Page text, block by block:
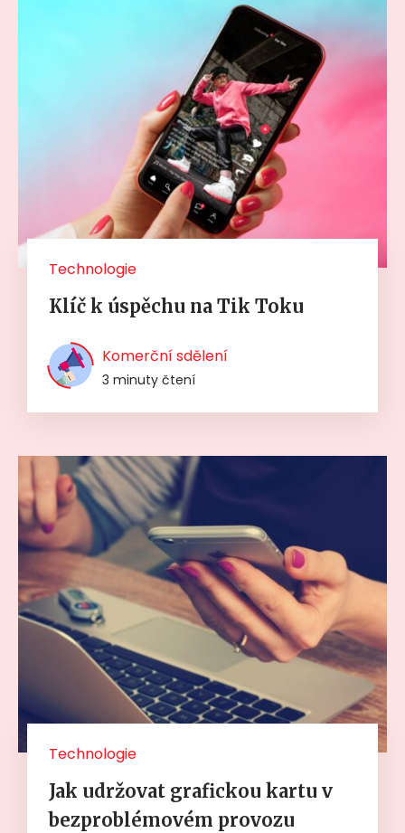
Technologie
Klíč k úspěchu na Tik Toku
Komerční sdělení
3 minuty čtení
Technologie
Jak udržovat grafickou kartu v
bezproblémovém provozu